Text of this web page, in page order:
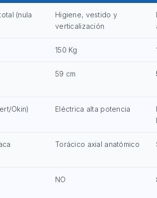
(nula
Higiene, vestido y
verticalización
150 Kg
59 cm
Okin) Eléctrica alta potencia
Torácico axial anatómico
NO